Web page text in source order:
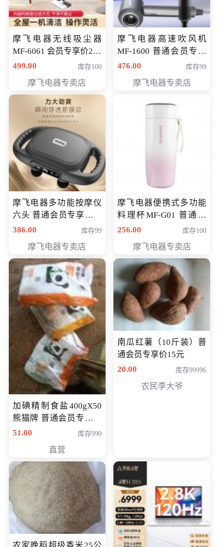
摩飞电器无线吸尘器
MF-6061 会员专享价299
元
499.00 库存100
摩飞电器专卖店
摩飞电器高速吹风机
MF-1600 普通会员专享
价298元
476.00 库存99
摩飞电器专卖店
摩飞电器多功能按摩仪
六头 普通会员专享价格
199元
386.00 库存99
摩飞电器专卖店
摩飞电器便携式多功能
料理杯MF-G01 普通会
员专享价格118元
256.00 库存100
摩飞电器专卖店
加碘精制食盐400gX50
熊猫牌 普通会员专享价
格50元
51.00 库存990
直营
南瓜红薯（10斤装）普
通会员专享价15元
20.00
库存99996
农民李大爷